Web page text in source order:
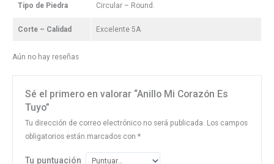
Tipo de Piedra Circular – Round.
Corte – Calidad Excelente 5A
Aún no hay reseñas
Sé el primero en valorar “Anillo Mi Corazón Es
Tuyo”
Tu dirección de correo electrónico no será publicada. Los campos
obligatorios están marcados con *
Tu puntuación